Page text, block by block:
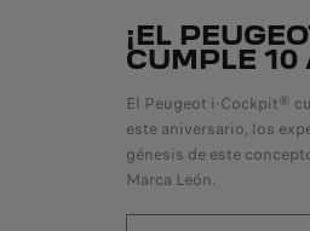
¡EL
CUMPLE 10
El Peugeot i-Cockpit®
este aniversario, los
génesis de este
Marca León.